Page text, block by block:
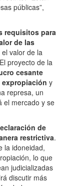
públicas”,
requisitos para
de las
valor de la
proyecto de la
cesante
y
represa, un
el mercado y se
de
restrictiva.
la idoneidad,
lo que
judicializadas
discutir más